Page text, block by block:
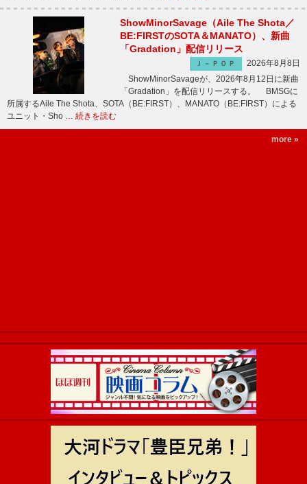
ShowMinorSavage（Aile The Shota／
BE:FIRSTのSOTA＆MANATO）、新曲
「Gradation」配信リリース
Ｊ－ＰＯＰ
2026年8月8日
ShowMinorSavageが、2026年8月12日に新曲
「Gradation」を配信リリースする。 BMSGに
所属するAile The Shota、SOTA（BE:FIRST）、MANATO（BE:FIRST）による
ユニット・Sho … 続きを読む
more »